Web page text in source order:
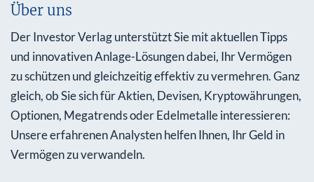
Über uns
Der Investor Verlag unterstützt Sie mit aktuellen Tipps
und innovativen Anlage-Lösungen dabei, Ihr Vermögen
zu schützen und gleichzeitig effektiv zu vermehren. Ganz
gleich, ob Sie sich für Aktien, Devisen, Kryptowährungen,
Optionen, Megatrends oder Edelmetalle interessieren:
Unsere erfahrenen Analysten helfen Ihnen, Ihr Geld in
Vermögen zu verwandeln.